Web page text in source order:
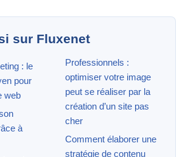
sur Fluxenet
: le
pour
web
à
Professionnels :
optimiser votre image
peut se réaliser par la
création d’un site pas
cher
Comment élaborer une
stratégie de contenu